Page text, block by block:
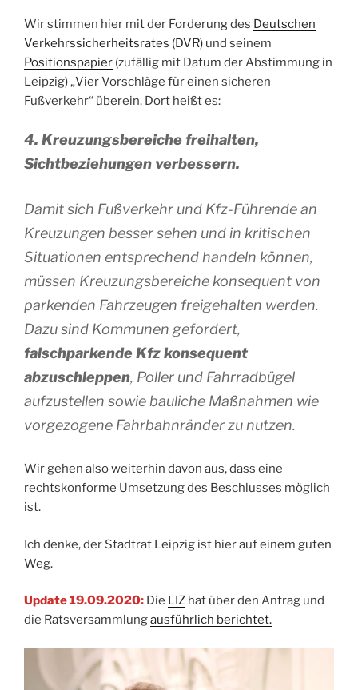
Wir stimmen hier mit der Forderung des Deutschen
Verkehrssicherheitsrates (DVR) und seinem
Positionspapier (zufällig mit Datum der Abstimmung in
Leipzig) „Vier Vorschläge für einen sicheren
Fußverkehr“ überein. Dort heißt es:
4. Kreuzungsbereiche freihalten,
Sichtbeziehungen verbessern.
Damit sich Fußverkehr und Kfz-Führende an
Kreuzungen besser sehen und in kritischen
Situationen entsprechend handeln können,
müssen Kreuzungsbereiche konsequent von
parkenden Fahrzeugen freigehalten werden.
Dazu sind Kommunen gefordert,
falschparkende Kfz konsequent
abzuschleppen, Poller und Fahrradbügel
aufzustellen sowie bauliche Maßnahmen wie
vorgezogene Fahrbahnränder zu nutzen.
Wir gehen also weiterhin davon aus, dass eine
rechtskonforme Umsetzung des Beschlusses möglich
ist.
Ich denke, der Stadtrat Leipzig ist hier auf einem guten
Weg.
Update 19.09.2020: Die LIZ hat über den Antrag und
die Ratsversammlungausführlich berichtet.